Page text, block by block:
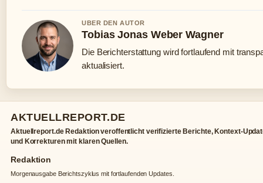
UBER DEN AUTOR
Tobias Jonas Weber Wagner
Die Berichterstattung wird fortlaufend mit
aktualisiert.
AKTUELLREPORT.DE
Aktuellreport.de Redaktion veroffentlicht verifizierte Berichte, Kontext-
und Korrekturen mit klaren Quellen.
Redaktion
Morgenausgabe Berichtszyklus mit fortlaufenden Updates.